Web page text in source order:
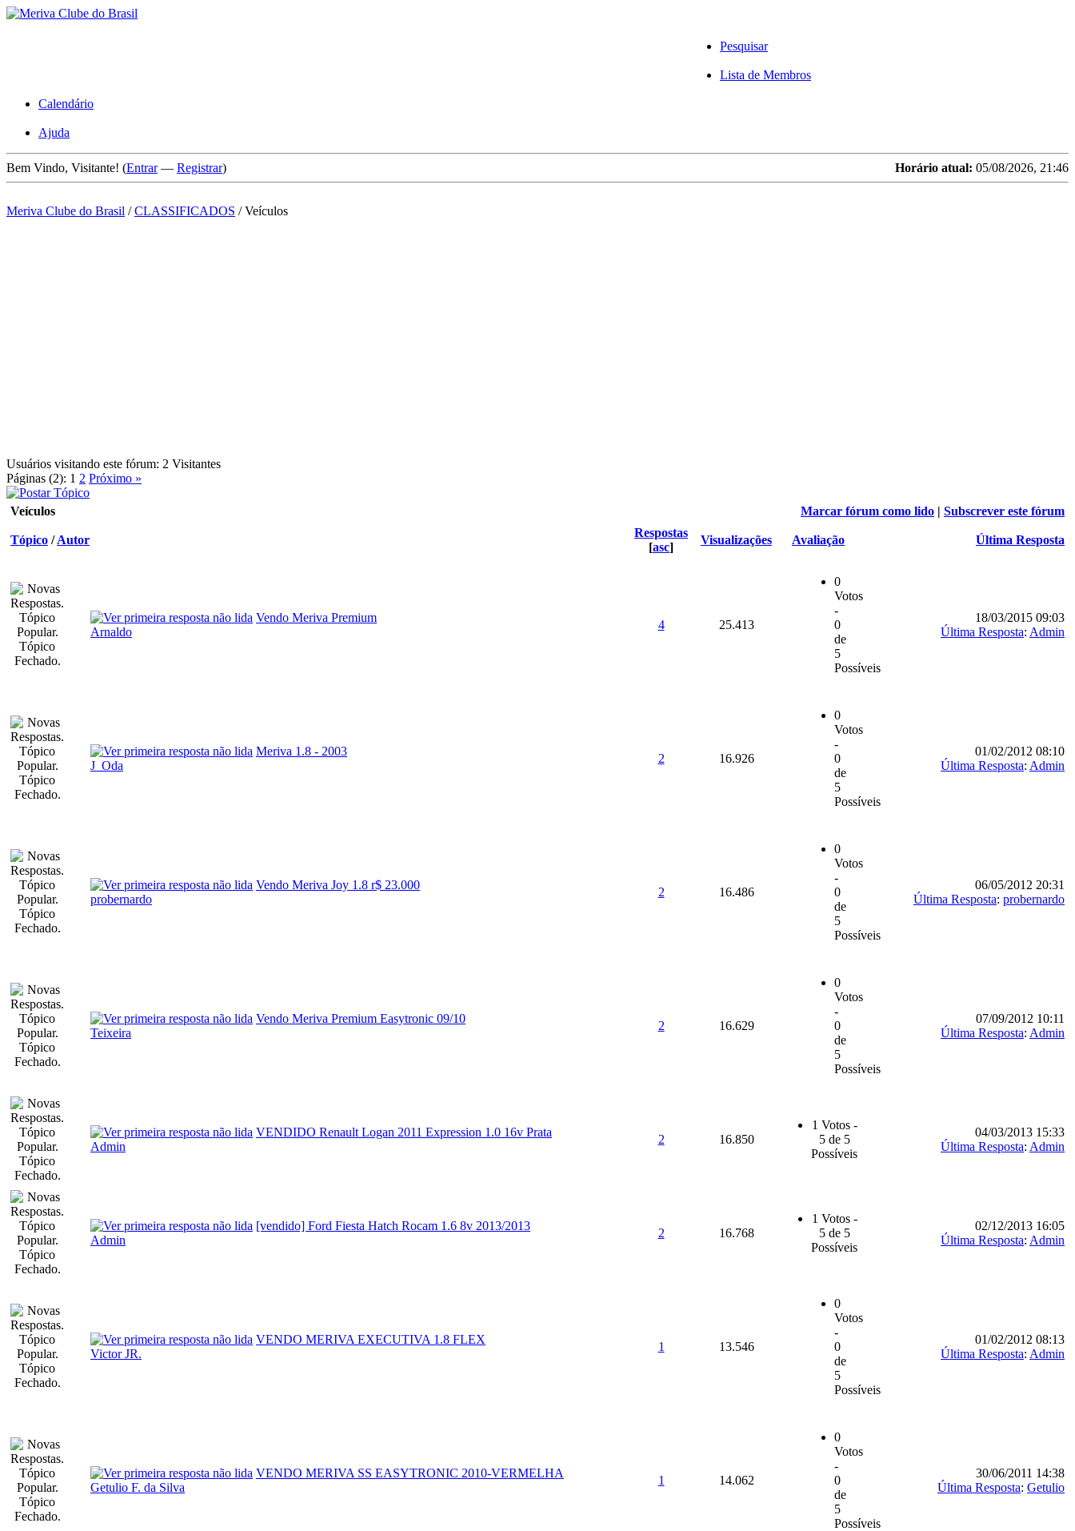
Pesquisar
Lista de Membros
Calendário
Ajuda
Horário atual: 05/08/2026, 21:46
Bem Vindo, Visitante! (Entrar— Registrar)
Meriva Clube do Brasil /CLASSIFICADOS /Veículos
Usuários visitando este fórum: 2 Visitantes
Páginas (2): 1 2 Próximo »
Marcar fórum como lido | Subscrever este fórum
Veículos
Tópico /Autor
Respostas
[asc]
Visualizações Avaliação Última Resposta
Vendo Meriva Premium
Arnaldo
4 25.413
0
Votos
-
0
de
5
Possíveis
18/03/2015 09:03
Última Resposta: Admin
Meriva 1.8 - 2003
J_Oda
2 16.926
0
Votos
-
0
de
5
Possíveis
01/02/2012 08:10
Última Resposta: Admin
Vendo Meriva Joy 1.8 r$ 23.000
probernardo
2 16.486
0
Votos
-
0
de
5
Possíveis
06/05/2012 20:31
Última Resposta: probernardo
Vendo Meriva Premium Easytronic 09/10
Teixeira
2 16.629
0
Votos
-
0
de
5
Possíveis
07/09/2012 10:11
Última Resposta: Admin
VENDIDO Renault Logan 2011 Expression 1.0 16v Prata
Admin
2 16.850
1 Votos -
5 de 5
Possíveis
04/03/2013 15:33
Última Resposta: Admin
[vendido] Ford Fiesta Hatch Rocam 1.6 8v 2013/2013
Admin
2 16.768
1 Votos -
5 de 5
Possíveis
02/12/2013 16:05
Última Resposta: Admin
VENDO MERIVA EXECUTIVA 1.8 FLEX
Victor JR.
1 13.546
0
Votos
-
0
de
5
Possíveis
01/02/2012 08:13
Última Resposta: Admin
VENDO MERIVA SS EASYTRONIC 2010-VERMELHA
Getulio F. da Silva
1 14.062
0
Votos
-
0
de
5
Possíveis
30/06/2011 14:38
Última Resposta: Getulio